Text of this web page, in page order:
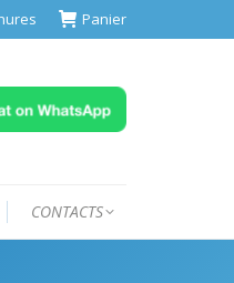
Panier
CONTACTS